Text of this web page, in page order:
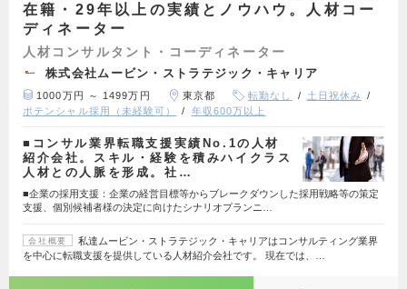
在籍・29年以上の実績とノウハウ。人材コー
ディネーター
人材コンサルタント・コーディネーター
株式会社ムービン・ストラテジック・キャリア
1000万円 ～ 1499万円 東京都 転勤なし
土日祝休み
ポテンシャル採用（未経験可）
年収600万以上
■コンサル業界転職支援実績No.1の人材
紹介会社。スキル・経験を積みハイクラス
人材との人脈を形成。社…
■企業の採用支援：企業の経営目標等からブレークダウンした採用戦略等の策定
支援、個別候補者様の決定に向けたシナリオプランニ…
会社概要
私達ムービン・ストラテジック・キャリアはコンサルティング業界
を中心に転職支援を提供している人材紹介会社です。 現在では、…